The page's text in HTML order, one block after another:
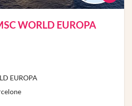
WORLD EUROPA
EUROPA